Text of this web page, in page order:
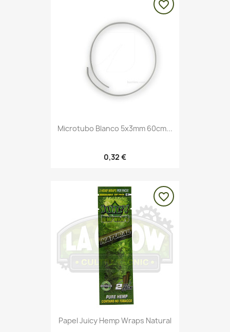
Microtubo Blanco 5x3mm 60cm...
0,32 €
favorite_border
Papel Juicy Hemp Wraps Natural
favorite_border